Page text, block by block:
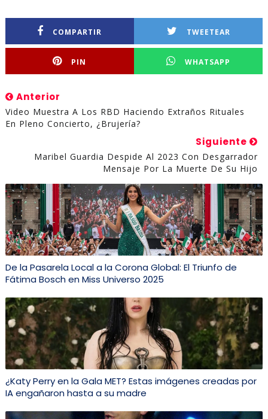
COMPARTIR TWEETEAR
PIN WHATSAPP
Anterior
Video Muestra A Los RBD Haciendo Extraños Rituales
En Pleno Concierto, ¿Brujería?
Siguiente
Maribel Guardia Despide Al 2023 Con Desgarrador
Mensaje Por La Muerte De Su Hijo
De la Pasarela Local a la Corona Global: El Triunfo de
Fátima Bosch en Miss Universo 2025
¿Katy Perry en la Gala MET? Estas imágenes creadas por
IA engañaron hasta a su madre